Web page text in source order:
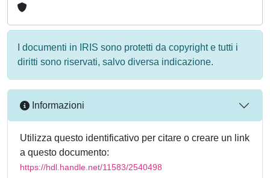
I documenti in IRIS sono protetti da copyright e tutti i
diritti sono riservati, salvo diversa indicazione.
Informazioni
Utilizza questo identificativo per citare o creare un link
a questo documento:
https://hdl.handle.net/11583/2540498